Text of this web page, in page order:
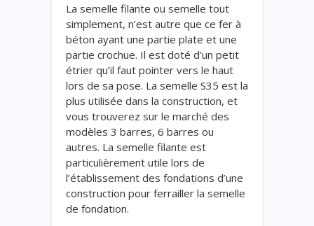
La semelle filante ou semelle tout
simplement, n’est autre que ce fer à
béton ayant une partie plate et une
partie crochue. Il est doté d’un petit
étrier qu’il faut pointer vers le haut
lors de sa pose. La semelle S35 est la
plus utilisée dans la construction, et
vous trouverez sur le marché des
modèles 3 barres, 6 barres ou
autres. La semelle filante est
particulièrement utile lors de
l’établissement des fondations d’une
construction pour ferrailler la semelle
de fondation.